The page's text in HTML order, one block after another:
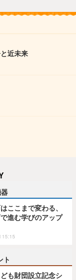
近未来
器
ここまで変わる、
進む学びのアップ
15:15
ト
も財団設立記念シ